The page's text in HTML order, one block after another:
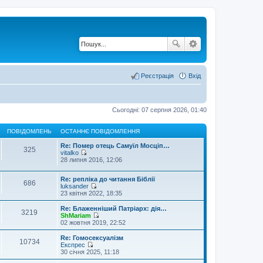
Вхід
Реєстрація
Сьогодні: 07 серпня 2026, 01:40
ПОВІДОМЛЕНЬ ОСТАННЄ ПОВІДОМЛЕННЯ
325
Re: Помер отець Самуїл Мосціп…
vitalko
П
р
е
г
л
я
н
у
т
и
о
с
т
28 липня 2016, 12:06
686
Re: репліка до читання Біблії
luksander
П
е
р
е
г
л
н
у
т
23 квітня 2022, 18:35
3219
Re: Блаженніший Патріарх: дія…
ShMariam
П
е
р
е
г
л
02 жовтня 2019, 22:52
10734
Re: Гомосексуалізм
Експрес
П
е
30 січня 2025, 11:18